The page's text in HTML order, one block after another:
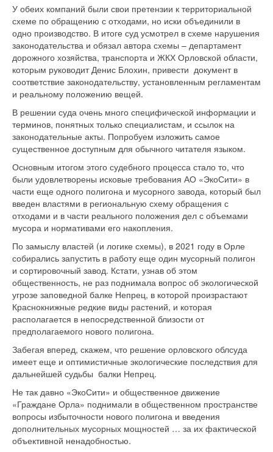
У обеих компаний были свои претензии к территориальной
схеме по обращению с отходами, но иски объединили в
одно производство. В итоге суд усмотрел в схеме нарушения
законодательства и обязал автора схемы – департамент
дорожного хозяйства, транспорта и ЖКХ Орловской области,
которым руководит Денис Блохин, привести документ в
соответствие законодательству, установленным регламентам
и реальному положению вещей.
В решении суда очень много специфической информации и
терминов, понятных только специалистам, и ссылок на
законодательные акты. Попробуем изложить самое
существенное доступным для обычного читателя языком.
Основным итогом этого судебного процесса стало то, что
были удовлетворены исковые требования АО «ЭкоСити» в
части еще одного полигона и мусорного завода, который был
введен властями в региональную схему обращения с
отходами и в части реального положения дел с объемами
мусора и нормативами его накопления.
По замыслу властей (и логике схемы), в 2021 году в Орле
собирались запустить в работу еще один мусорный полигон
и сортировочный завод. Кстати, узнав об этом
общественность, не раз поднимала вопрос об экологической
угрозе заповедной балке Непрец, в которой произрастают
Краснокнижные редкие виды растений, и которая
располагается в непосредственной близости от
предполагаемого нового полигона.
Забегая вперед, скажем, что решение орловского облсуда
имеет еще и оптимистичные экологические последствия для
дальнейшей судьбы балки Непрец.
Не так давно «ЭкоСити» и общественное движение
«Граждане Орла» поднимали в общественном пространстве
вопросы избыточности нового полигона и введения
дополнительных мусорных мощностей … за их фактической
объективной ненадобностью.